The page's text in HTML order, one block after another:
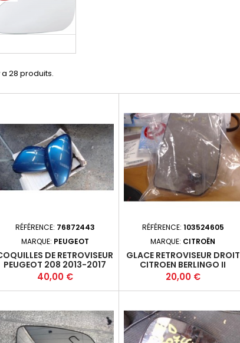
a 28 produits.
RÉFÉRENCE: 76872443
MARQUE: PEUGEOT
DE RETROVISEUR
PEUGEOT 208 2013-2017
Prix
40,00 €
RÉFÉRENCE: 103524605
MARQUE: CITROËN
GLACE RETROVISEUR DROIT
CITROEN BERLINGO II
FOURGON (B9) PHASE 2 - 4P
2012-02-2015-09 +
Prix
20,00 €